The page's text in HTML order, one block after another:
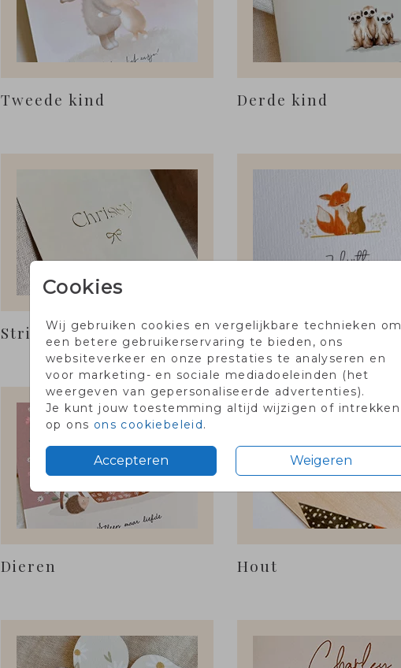
Cookies
Wij gebruiken cookies en vergelijkbare technieken om
een betere gebruikerservaring te bieden, ons
websiteverkeer en onze prestaties te analyseren en
voor marketing- en sociale mediadoeleinden (het
weergeven van gepersonaliseerde advertenties).
Je kunt jouw toestemming altijd wijzigen of intrekken
op ons ons cookiebeleid.
Accepteren Weigeren
Tweede kind Derde kind
Strikjes Klassiek
Dieren Hout